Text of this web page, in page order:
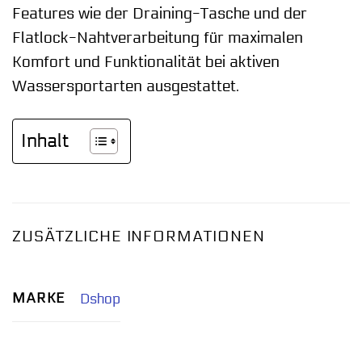
Features wie der Draining-Tasche und der
Flatlock-Nahtverarbeitung für maximalen
Komfort und Funktionalität bei aktiven
Wassersportarten ausgestattet.
Inhalt
ZUSÄTZLICHE INFORMATIONEN
MARKE Dshop